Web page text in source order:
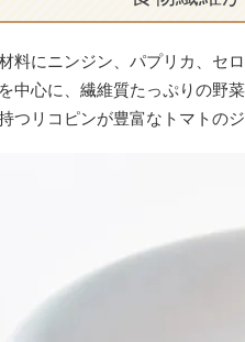
料にニンジン、パプリカ、セ
中心に、繊維質たっぷりの野
つリコピンが豊富なトマトの